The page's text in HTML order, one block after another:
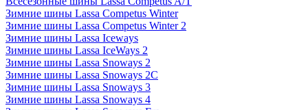
Зимние шины Lassa Competus Winter
Зимние шины Lassa Competus Winter 2
Зимние шины Lassa Iceways
Зимние шины Lassa IceWays 2
Зимние шины Lassa Snoways 2
Зимние шины Lassa Snoways 2C
Зимние шины Lassa Snoways 3
Зимние шины Lassa Snoways 4